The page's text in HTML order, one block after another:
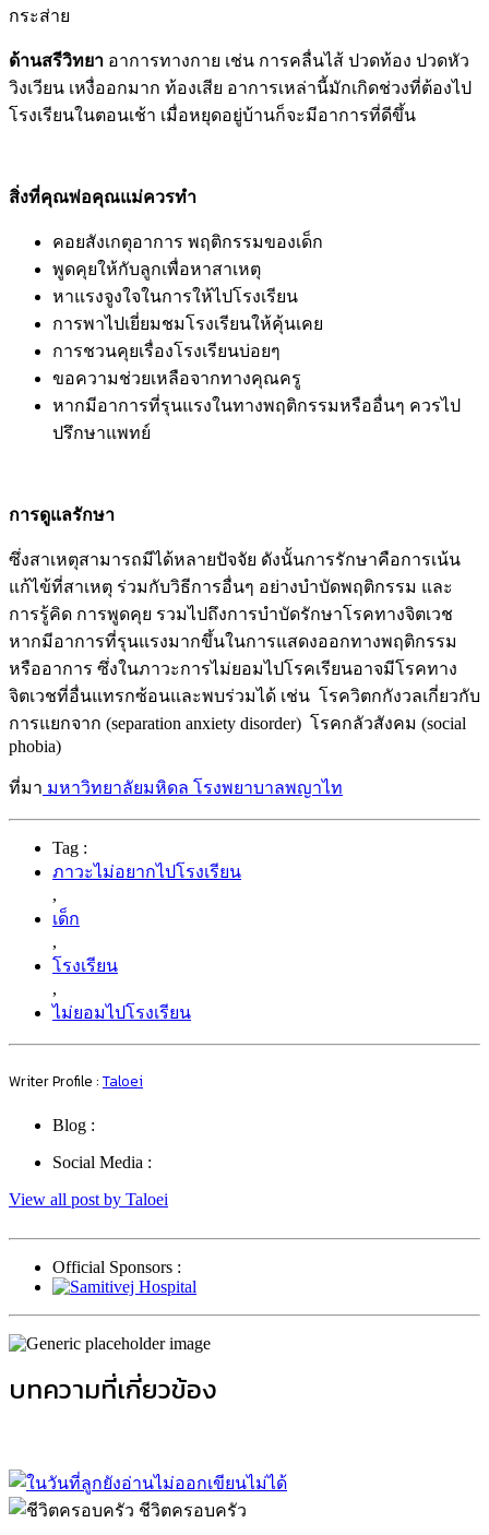
กระส่าย
ด้านสรีวิทยา อาการทางกาย เช่น การคลื่นไส้ ปวดท้อง ปวดหัว
วิงเวียน เหงื่ออกมาก ท้องเสีย อาการเหล่านี้มักเกิดช่วงที่ต้องไป
โรงเรียนในตอนเช้า เมื่อหยุดอยู่บ้านก็จะมีอาการที่ดีขึ้น
สิ่งที่คุณพ่อคุณแม่ควรทำ
คอยสังเกตุอาการ พฤติกรรมของเด็ก
พูดคุยให้กับลูกเพื่อหาสาเหตุ
หาแรงจูงใจในการให้ไปโรงเรียน
การพาไปเยี่ยมชมโรงเรียนให้คุ้นเคย
การชวนคุยเรื่องโรงเรียนบ่อยๆ
ขอความช่วยเหลือจากทางคุณครู
หากมีอาการที่รุนแรงในทางพฤติกรรมหรืออื่นๆ ควรไป
ปรึกษาแพทย์
การดูแลรักษา
ซึ่งสาเหตุสามารถมีได้หลายปัจจัย ดังนั้นการรักษาคือการเน้น
แก้ไข้ที่สาเหตุ ร่วมกับวิธีการอื่นๆ อย่างบำบัดพฤติกรรม และ
การรู้คิด การพูดคุย รวมไปถึงการบำบัดรักษาโรคทางจิตเวช
หากมีอาการที่รุนแรงมากขึ้นในการแสดงออกทางพฤติกรรม
หรืออาการ ซึ่งในภาวะการไม่ยอมไปโรคเรียนอาจมีโรคทาง
จิตเวชที่อื่นแทรกซ้อนและพบร่วมได้ เช่น โรควิตกกังวลเกี่ยวกับ
การแยกจาก (separation anxiety disorder) โรคกลัวสังคม (social
phobia)
ที่มา มหาวิทยาลัยมหิดล โรงพยาบาลพญาไท
Tag :
ภาวะไม่อยากไปโรงเรียน
,
เด็ก
,
โรงเรียน
,
ไม่ยอมไปโรงเรียน
Writer Profile : Taloei
Blog :
Social Media :
View all post by Taloei
Official Sponsors :
บทความที่เกี่ยวข้อง
ชีวิตครอบครัว